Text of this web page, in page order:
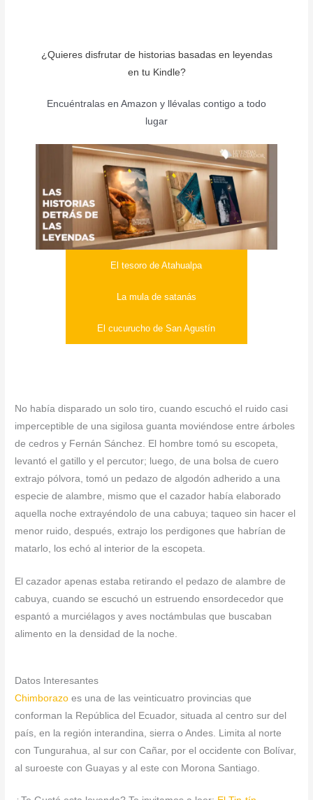
¿Quieres disfrutar de historias basadas en leyendas
en tu Kindle?
Encuéntralas en Amazon y llévalas contigo a todo
lugar
El tesoro de Atahualpa
La mula de satanás
El cucurucho de San Agustín
No había disparado un solo tiro, cuando escuchó el ruido casi
imperceptible de una sigilosa guanta moviéndose entre árboles
de cedros y Fernán Sánchez. El hombre tomó su escopeta,
levantó el gatillo y el percutor; luego, de una bolsa de cuero
extrajo pólvora, tomó un pedazo de algodón adherido a una
especie de alambre, mismo que el cazador había elaborado
aquella noche extrayéndolo de una cabuya; taqueo sin hacer el
menor ruido, después, extrajo los perdigones que habrían de
matarlo, los echó al interior de la escopeta.
El cazador apenas estaba retirando el pedazo de alambre de
cabuya, cuando se escuchó un estruendo ensordecedor que
espantó a murciélagos y aves noctámbulas que buscaban
alimento en la densidad de la noche.
Datos Interesantes
Chimborazo es una de las veinticuatro provincias que
conforman la República del Ecuador, situada al centro sur del
país, en la región interandina, sierra o Andes. Limita al norte
con Tungurahua, al sur con Cañar, por el occidente con Bolívar,
al suroeste con Guayas y al este con Morona Santiago.